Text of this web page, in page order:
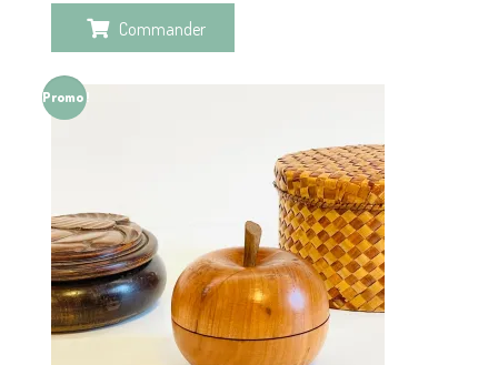
Commander
Promo !